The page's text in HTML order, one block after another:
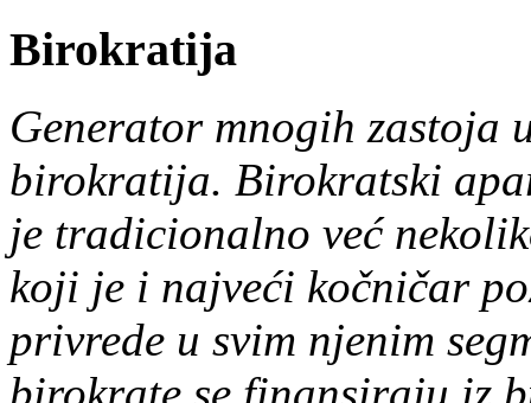
Birokratija
Generator mnogih zastoja
birokratija. Birokratski
je tradicionalno već
koji je i najveći kočničar
privrede u svim njenim
birokrate se finansiraju iz